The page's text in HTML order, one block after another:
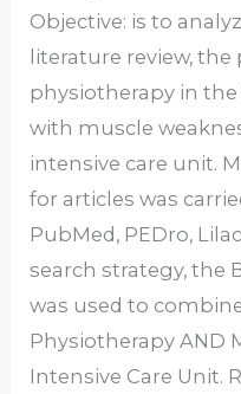
Objective: is to
literature review,
physiotherapy in
with muscle
intensive care unit.
for articles was
PubMed, PEDro,
search strategy, the
was used to
Physiotherapy AND
Intensive Care Unit.